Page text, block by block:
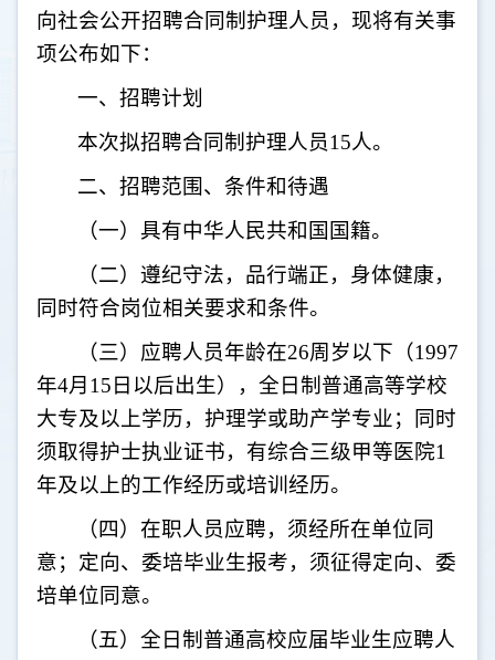
向社会公开招聘合同制护理人员，现将有关事
项公布如下：
一、招聘计划
本次拟招聘合同制护理人员15人。
二、招聘范围、条件和待遇
（一）具有中华人民共和国国籍。
（二）遵纪守法，品行端正，身体健康，
同时符合岗位相关要求和条件。
（三）应聘人员年龄在26周岁以下（1997
年4月 15 日以后出生），全日制普通高等学校
大专及以上学历，护理学或助产学专业；同时
须取得护士执业证书，有综合三级甲等医院1
年及以上的工作经历或培训经历。
（四）在职人员应聘，须经所在单位同
意；定向、委培毕业生报考，须征得定向、委
培单位同意。
（五）全日制普通高校应届毕业生应聘人